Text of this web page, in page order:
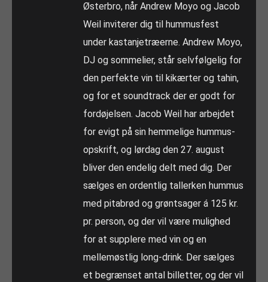
Østerbro, når Andrew Moyo og Jacob
Weil inviterer dig til hummusfest
under kastanjetræerne. Andrew Moyo,
DJ og sommelier, står selvfølgelig for
den perfekte vin til kikærter og tahin,
og for et soundtrack der er godt for
fordøjelsen. Jacob Weil har arbejdet
for evigt på sin hemmelige hummus-
opskrift, og lørdag den 27. august
bliver den endelig delt med dig. Der
sælges en ordentlig tallerken hummus
med pitabrød og grøntsager á 125 kr.
pr. person, og der vil være mulighed
for at supplere med vin og en
mellemøstlig long-drink. Der sælges
et begrænset antal billetter, og der vil